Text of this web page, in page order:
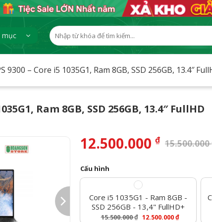
mục
Tìm
kiếm:
9300 – Core i5 1035G1, Ram 8GB, SSD 256GB, 13.4″
Ram 8GB, SSD 256GB, 13.4″ FullHD
12.500.000₫ 15.500.000
Cấu hình
Core i5 1035G1 - Ram 8GB -
SSD 256GB - 13,4" FullHD+
15.500.000₫ 12.500.000₫